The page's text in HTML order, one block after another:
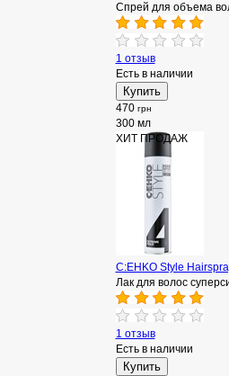
Спрей для объема
1 отзыв
Есть в наличии
470 грн
300 мл
ХИТ ПРОДАЖ
C:EHKO Style
Лак для волос
1 отзыв
Есть в наличии